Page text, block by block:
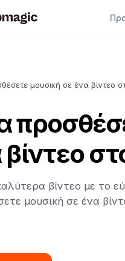
μουσική σε ένα βίντεο
βίντεο με το
μουσική σε ένα